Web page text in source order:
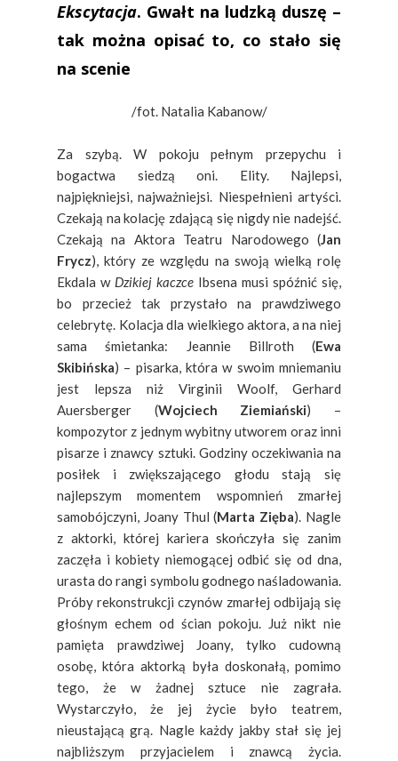
Ekscytacja. Gwałt na ludzką duszę –
tak można opisać to, co stało się
na scenie
/fot. Natalia Kabanow/
Za szybą. W pokoju pełnym przepychu i
bogactwa siedzą oni. Elity. Najlepsi,
najpiękniejsi, najważniejsi. Niespełnieni artyści.
Czekają na kolację zdającą się nigdy nie nadejść.
Czekają na Aktora Teatru Narodowego (Jan
Frycz), który ze względu na swoją wielką rolę
Ekdala w Dzikiej kaczce Ibsena musi spóźnić się,
bo przecież tak przystało na prawdziwego
celebrytę. Kolacja dla wielkiego aktora, a na niej
sama śmietanka: Jeannie Billroth (Ewa
Skibińska) – pisarka, która w swoim mniemaniu
jest lepsza niż Virginii Woolf, Gerhard
Auersberger (Wojciech Ziemiański) –
kompozytor z jednym wybitny utworem oraz inni
pisarze i znawcy sztuki. Godziny oczekiwania na
posiłek i zwiększającego głodu stają się
najlepszym momentem wspomnień zmarłej
samobójczyni, Joany Thul (Marta Zięba). Nagle
z aktorki, której kariera skończyła się zanim
zaczęła i kobiety niemogącej odbić się od dna,
urasta do rangi symbolu godnego naśladowania.
Próby rekonstrukcji czynów zmarłej odbijają się
głośnym echem od ścian pokoju. Już nikt nie
pamięta prawdziwej Joany, tylko cudowną
osobę, która aktorką była doskonałą, pomimo
tego, że w żadnej sztuce nie zagrała.
Wystarczyło, że jej życie było teatrem,
nieustającą grą. Nagle każdy jakby stał się jej
najbliższym przyjacielem i znawcą życia.